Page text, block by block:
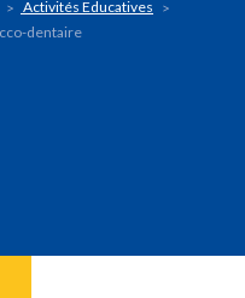
Activités Educatives
dentaire